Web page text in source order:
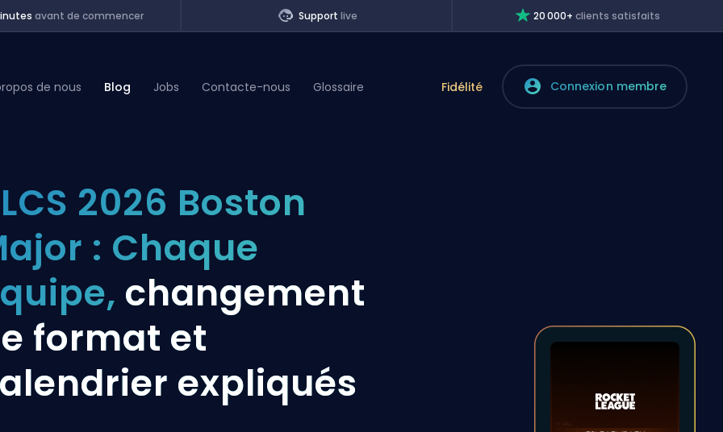
avant de commencer Support live 20 000+clients satisfaits
de nous Blog Jobs Contacte-nous Glossaire Fidélité Connexion membre
2026 Boston
: Chaque
changement
format et
expliqués